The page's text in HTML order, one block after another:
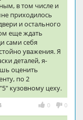
в том числе и
приходилось
и остального
еще ждать
сами себя
уважения. Я
деталей, я-
оценить
по 2
кузовному цеху.
0 0